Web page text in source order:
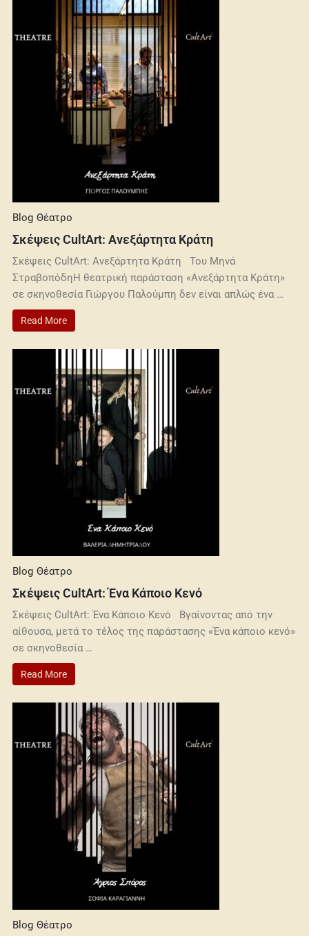
Blog Θέατρο
Σκέψεις CultArt: Ανεξάρτητα Κράτη
Σκέψεις CultArt: Ανεξάρτητα Κράτη Του Μηνά
ΣτραβοπόδηΗ θεατρική παράσταση «Ανεξάρτητα Κράτη»
σε σκηνοθεσία Γιώργου Παλούμπη δεν είναι απλώς ένα …
Read More
Blog Θέατρο
Σκέψεις CultArt: Ένα Κάποιο Κενό
Σκέψεις CultArt: Ένα Κάποιο Κενό Βγαίνοντας από την
αίθουσα, μετά το τέλος της παράστασης «Ένα κάποιο κενό»
σε σκηνοθεσία …
Read More
Blog Θέατρο